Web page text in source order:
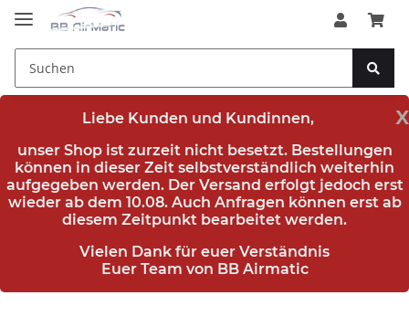
x
Liebe Kunden und Kundinnen,
unser Shop ist zurzeit nicht besetzt. Bestellungen
können in dieser Zeit selbstverständlich weiterhin
aufgegeben werden. Der Versand erfolgt jedoch erst
wieder ab dem 10.08. Auch Anfragen können erst ab
diesem Zeitpunkt bearbeitet werden.
Vielen Dank für euer Verständnis
Euer Team von BB Airmatic